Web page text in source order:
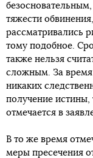
тяжести
рассматривались
тому подобное.
также нельзя
сложным. За время
никаких
получение
отмечается в
В то же время
меры пресечения